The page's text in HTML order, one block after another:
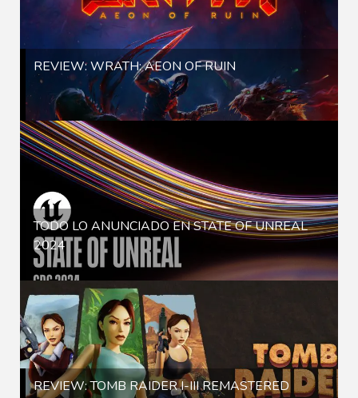
REVIEW: WRATH: AEON OF RUIN
TODO LO ANUNCIADO EN STATE OF UNREAL
2024
REVIEW: TOMB RAIDER I-III REMASTERED